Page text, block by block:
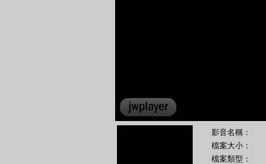
影音名稱：
檔案大小：
檔案類型：